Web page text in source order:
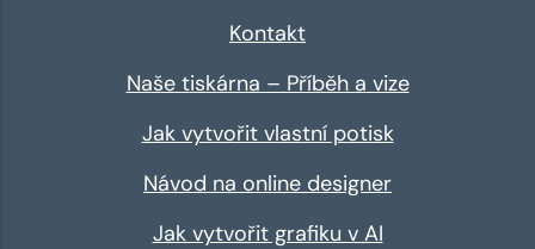
Kontakt
Naše tiskárna – Příběh a vize
Jak vytvořit vlastní potisk
Návod na online designer
Jak vytvořit grafiku v AI